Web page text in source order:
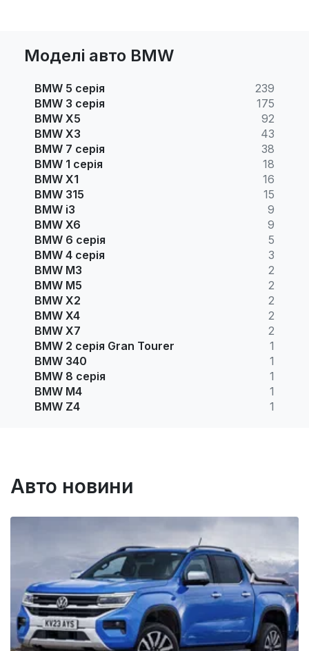
Моделі авто BMW
BMW 5 серія
239
BMW 3 серія
175
BMW X5
92
BMW X3
43
BMW 7 серія
38
BMW 1 серія
18
BMW X1
16
BMW 315
15
BMW i3
9
BMW X6
9
BMW 6 серія
5
BMW 4 серія
3
BMW M3
2
BMW M5
2
BMW X2
2
BMW X4
2
BMW X7
2
BMW 2 серія Gran Tourer
1
BMW 340
1
BMW 8 серія
1
BMW M4
1
BMW Z4
1
Авто новини